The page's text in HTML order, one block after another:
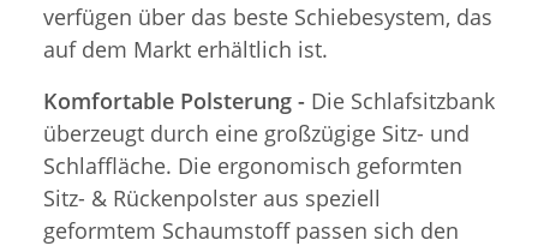
verfügen über das beste Schiebesystem, das
auf dem Markt erhältlich ist.
Komfortable Polsterung - Die Schlafsitzbank
überzeugt durch eine großzügige Sitz- und
Schlaffläche. Die ergonomisch geformten
Sitz- & Rückenpolster aus speziell
geformtem Schaumstoff passen sich den